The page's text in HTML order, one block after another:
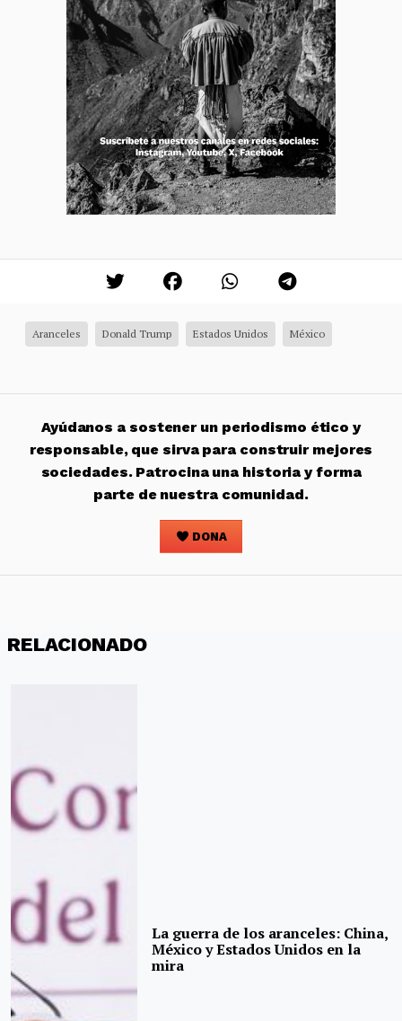
Aranceles Donald Trump Estados Unidos México
Ayúdanos a sostener un periodismo ético y
responsable, que sirva para construir mejores
sociedades. Patrocina una historia y forma
parte de nuestra comunidad.
DONA
RELACIONADO
La guerra de los aranceles: China,
México y Estados Unidos en la
mira